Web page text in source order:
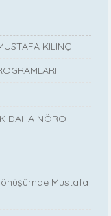
KILINÇ
DAHA NÖRO
Mustafa